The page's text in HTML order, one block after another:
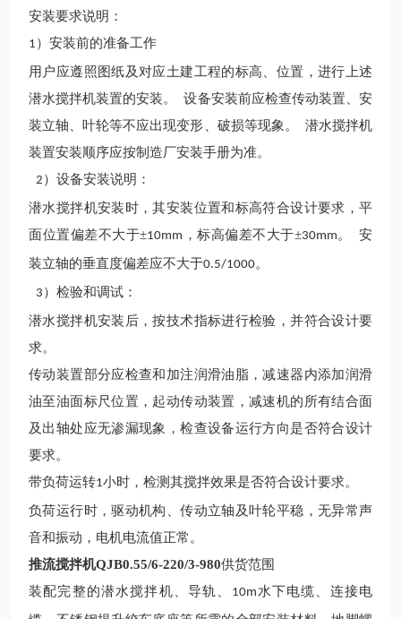
安装要求说明：
1 ）安装前的准备工作
用户应遵照图纸及对应土建工程的标高、位置，进行上述
潜水搅拌机装置的安装。
设备安装前应检查传动装置、安
装立轴、叶轮等不应出现变形、破损等现象。 潜水搅拌机
装置安装顺序应按制造厂安装手册为准。
2 ）设备安装说明：
潜水搅拌机安装时，其安装位置和标高符合设计要求，平
面位置偏差不大于±10mm ，标高偏差不大于±30mm 。 安
装立轴的垂直度偏差应不大于0.5/1000。
3 ）检验和调试：
潜水搅拌机安装后，按技术指标进行检验，并符合设计要
求。
传动装置部分应检查和加注润滑油脂，减速器内添加润滑
油至油面标尺位置，起动传动装置，减速机的所有结合面
及出轴处应无渗漏现象，检查设备运行方向是否符合设计
要求。
带负荷运转1小时，检测其搅拌效果是否符合设计要求。
负荷运行时，驱动机构、传动立轴及叶轮平稳，无异常声
音和振动，电机电流值正常。
推流搅拌机QJB0.55/6-220/3-980供货范围
装配完整的潜水搅拌机、导轨、 10m 水下电缆、连接电